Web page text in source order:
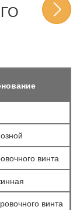
винта
винта